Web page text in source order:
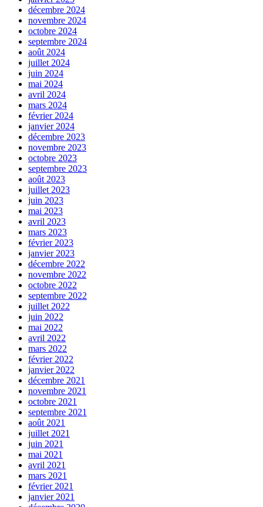
décembre 2024
novembre 2024
octobre 2024
septembre 2024
août 2024
juillet 2024
juin 2024
mai 2024
avril 2024
mars 2024
février 2024
janvier 2024
décembre 2023
novembre 2023
octobre 2023
septembre 2023
août 2023
juillet 2023
juin 2023
mai 2023
avril 2023
mars 2023
février 2023
janvier 2023
décembre 2022
novembre 2022
octobre 2022
septembre 2022
juillet 2022
juin 2022
mai 2022
avril 2022
mars 2022
février 2022
janvier 2022
décembre 2021
novembre 2021
octobre 2021
septembre 2021
août 2021
juillet 2021
juin 2021
mai 2021
avril 2021
mars 2021
février 2021
janvier 2021